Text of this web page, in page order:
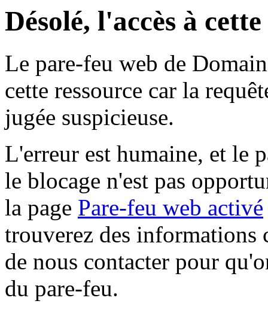
Désolé, l'accès à
Le pare-feu web de
cette ressource car la
jugée suspicieuse.
L'erreur est humaine, et le
le blocage n'est pas
la page Pare-feu web activé
trouverez des informations
de nous contacter pour
du pare-feu.